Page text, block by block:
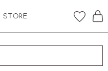
新規会員登録